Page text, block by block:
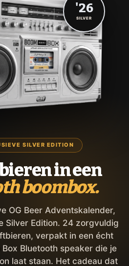
SILVER EDITION
in een
boombox.
OG Beer Adventskalender,
Silver Edition. 24 zorgvuldig
verpakt in een écht
Bluetooth speaker die je
laat staan. Het cadeau dat
'26
SILVER